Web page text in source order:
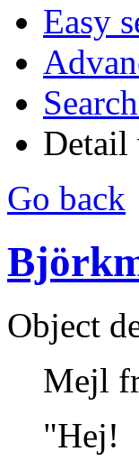
Easy
Detail
Go back
Object
Mejl
"Hej!